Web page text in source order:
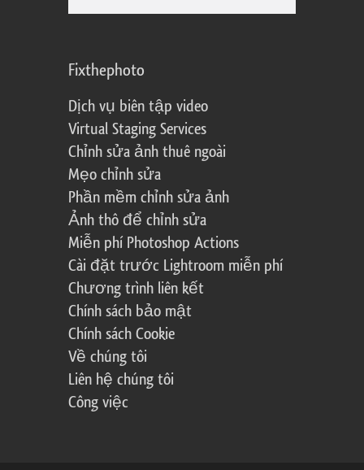
Fixthephoto
Dịch vụ biên tập video
Virtual Staging Services
Chỉnh sửa ảnh thuê ngoài
Mẹo chỉnh sửa
Phần mềm chỉnh sửa ảnh
Ảnh thô để chỉnh sửa
Miễn phí Photoshop Actions
Cài đặt trước Lightroom miễn phí
Chương trình liên kết
Chính sách bảo mật
Chính sách Cookie
Về chúng tôi
Liên hệ chúng tôi
Công việc